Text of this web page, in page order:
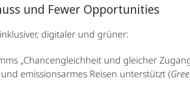
und Fewer Opportunities
digitaler und grüner:
„Chancengleichheit und gleicher
emissionsarmes Reisen unterstützt (